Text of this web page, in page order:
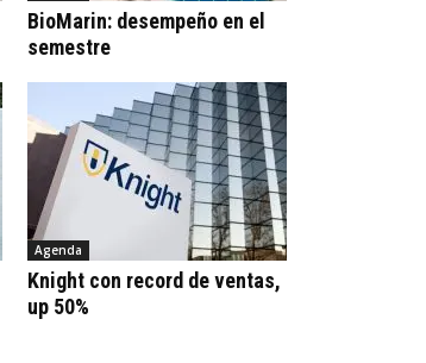
BioMarin: desempeño en el
semestre
Agenda
Knight con record de ventas,
up 50%